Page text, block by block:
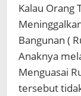
Kalau Orang
Bangunan (
Anaknya
Menguasai
tersebut